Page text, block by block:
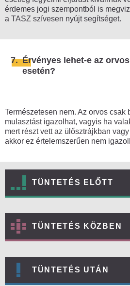
érdemes jogi szempontból is
a TASZ szívesen nyújt segítséget.
7. Érvényes lehet-e az
esetén?
Természetesen nem. Az orvos csak
mulasztást igazolhat, vagyis ha
mert részt vett az ülősztrájkban
akkor ez értelemszerűen nem
TÜNTETÉS ELŐTT
TÜNTETÉS KÖZBEN
TÜNTETÉS UTÁN